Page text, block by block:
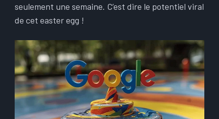
seulement une semaine. C’est dire le potentiel viral
de cet easter egg !